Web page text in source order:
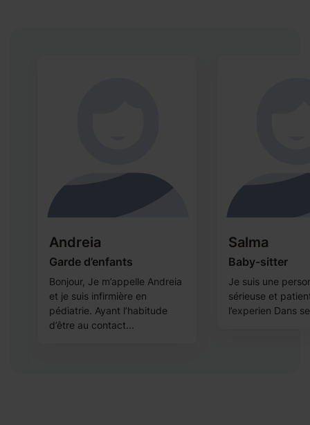
Andreia
Garde d’enfants
Bonjour, Je m’appelle Andreia
et je suis infirmière en
pédiatrie. Ayant l’habitude
d’être au contact...
Salma
Baby-sitter
Je suis une
sérieuse et
l’experien Dans